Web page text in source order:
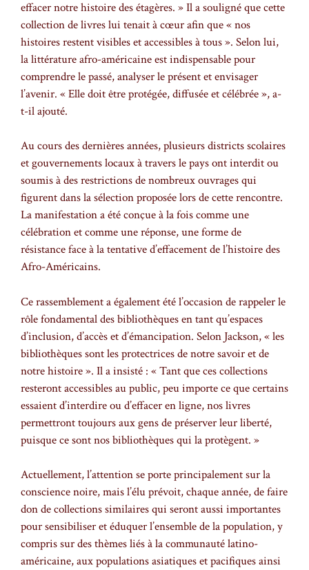
effacer notre histoire des étagères. » Il a souligné que cette
collection de livres lui tenait à cœur afin que « nos
histoires restent visibles et accessibles à tous ». Selon lui,
la littérature afro-américaine est indispensable pour
comprendre le passé, analyser le présent et envisager
l’avenir. « Elle doit être protégée, diffusée et célébrée », a-
t-il ajouté.
Au cours des dernières années, plusieurs districts scolaires
et gouvernements locaux à travers le pays ont interdit ou
soumis à des restrictions de nombreux ouvrages qui
figurent dans la sélection proposée lors de cette rencontre.
La manifestation a été conçue à la fois comme une
célébration et comme une réponse, une forme de
résistance face à la tentative d’effacement de l’histoire des
Afro-Américains.
Ce rassemblement a également été l’occasion de rappeler le
rôle fondamental des bibliothèques en tant qu’espaces
d’inclusion, d’accès et d’émancipation. Selon Jackson, « les
bibliothèques sont les protectrices de notre savoir et de
notre histoire ». Il a insisté : « Tant que ces collections
resteront accessibles au public, peu importe ce que certains
essaient d’interdire ou d’effacer en ligne, nos livres
permettront toujours aux gens de préserver leur liberté,
puisque ce sont nos bibliothèques qui la protègent. »
Actuellement, l’attention se porte principalement sur la
conscience noire, mais l’élu prévoit, chaque année, de faire
don de collections similaires qui seront aussi importantes
pour sensibiliser et éduquer l’ensemble de la population, y
compris sur des thèmes liés à la communauté latino-
américaine, aux populations asiatiques et pacifiques ainsi